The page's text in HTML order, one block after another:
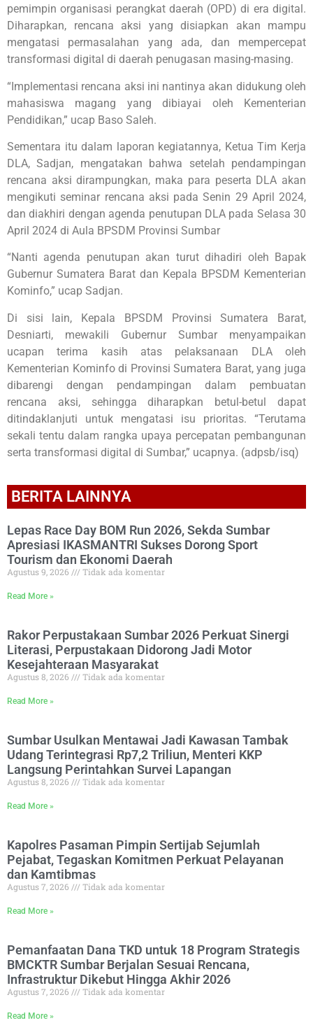
pemimpin organisasi perangkat daerah (OPD) di era digital.
Diharapkan, rencana aksi yang disiapkan akan mampu
mengatasi permasalahan yang ada, dan mempercepat
transformasi digital di daerah penugasan masing-masing.
“Implementasi rencana aksi ini nantinya akan didukung oleh
mahasiswa magang yang dibiayai oleh Kementerian
Pendidikan,” ucap Baso Saleh.
Sementara itu dalam laporan kegiatannya, Ketua Tim Kerja
DLA, Sadjan, mengatakan bahwa setelah pendampingan
rencana aksi dirampungkan, maka para peserta DLA akan
mengikuti seminar rencana aksi pada Senin 29 April 2024,
dan diakhiri dengan agenda penutupan DLA pada Selasa 30
April 2024 di Aula BPSDM Provinsi Sumbar
“Nanti agenda penutupan akan turut dihadiri oleh Bapak
Gubernur Sumatera Barat dan Kepala BPSDM Kementerian
Kominfo,” ucap Sadjan.
Di sisi lain, Kepala BPSDM Provinsi Sumatera Barat,
Desniarti, mewakili Gubernur Sumbar menyampaikan
ucapan terima kasih atas pelaksanaan DLA oleh
Kementerian Kominfo di Provinsi Sumatera Barat, yang juga
dibarengi dengan pendampingan dalam pembuatan
rencana aksi, sehingga diharapkan betul-betul dapat
ditindaklanjuti untuk mengatasi isu prioritas. “Terutama
sekali tentu dalam rangka upaya percepatan pembangunan
serta transformasi digital di Sumbar,” ucapnya. (adpsb/isq)
BERITA LAINNYA
Lepas Race Day BOM Run 2026, Sekda Sumbar
Apresiasi IKASMANTRI Sukses Dorong Sport
Tourism dan Ekonomi Daerah
Agustus 9, 2026 Tidak ada komentar
Read More »
Rakor Perpustakaan Sumbar 2026 Perkuat Sinergi
Literasi, Perpustakaan Didorong Jadi Motor
Kesejahteraan Masyarakat
Agustus 8, 2026 Tidak ada komentar
Read More »
Sumbar Usulkan Mentawai Jadi Kawasan Tambak
Udang Terintegrasi Rp7,2 Triliun, Menteri KKP
Langsung Perintahkan Survei Lapangan
Agustus 8, 2026 Tidak ada komentar
Read More »
Kapolres Pasaman Pimpin Sertijab Sejumlah
Pejabat, Tegaskan Komitmen Perkuat Pelayanan
dan Kamtibmas
Agustus 7, 2026 Tidak ada komentar
Read More »
Pemanfaatan Dana TKD untuk 18 Program Strategis
BMCKTR Sumbar Berjalan Sesuai Rencana,
Infrastruktur Dikebut Hingga Akhir 2026
Agustus 7, 2026 Tidak ada komentar
Read More »